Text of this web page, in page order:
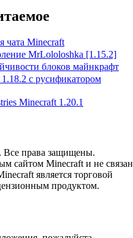
чата Minecraft
MrLololoshka [1.15.2]
блоков майнкрафт
с русификатором
Minecraft 1.20.1
Все права защищены.
сайтом Minecraft и не связан
является торговой
продуктом.